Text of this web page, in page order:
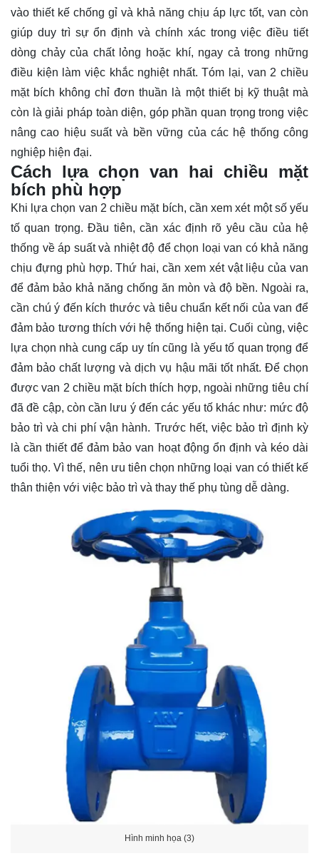
vào thiết kế chống gỉ và khả năng chịu áp lực tốt, van còn
giúp duy trì sự ổn định và chính xác trong việc điều tiết
dòng chảy của chất lỏng hoặc khí, ngay cả trong những
điều kiện làm việc khắc nghiệt nhất. Tóm lại, van 2 chiều
mặt bích không chỉ đơn thuần là một thiết bị kỹ thuật mà
còn là giải pháp toàn diện, góp phần quan trọng trong việc
nâng cao hiệu suất và bền vững của các hệ thống công
nghiệp hiện đại.
Cách lựa chọn van hai chiều mặt
bích phù hợp
Khi lựa chọn van 2 chiều mặt bích, cần xem xét một số yếu
tố quan trọng. Đầu tiên, cần xác định rõ yêu cầu của hệ
thống về áp suất và nhiệt độ để chọn loại van có khả năng
chịu đựng phù hợp. Thứ hai, cần xem xét vật liệu của van
để đảm bảo khả năng chống ăn mòn và độ bền. Ngoài ra,
cần chú ý đến kích thước và tiêu chuẩn kết nối của van để
đảm bảo tương thích với hệ thống hiện tại. Cuối cùng, việc
lựa chọn nhà cung cấp uy tín cũng là yếu tố quan trọng để
đảm bảo chất lượng và dịch vụ hậu mãi tốt nhất. Để chọn
được van 2 chiều mặt bích thích hợp, ngoài những tiêu chí
đã đề cập, còn cần lưu ý đến các yếu tố khác như: mức độ
bảo trì và chi phí vận hành. Trước hết, việc bảo trì định kỳ
là cần thiết để đảm bảo van hoạt động ổn định và kéo dài
tuổi thọ. Vì thế, nên ưu tiên chọn những loại van có thiết kế
thân thiện với việc bảo trì và thay thế phụ tùng dễ dàng.
Hình minh họa (3)